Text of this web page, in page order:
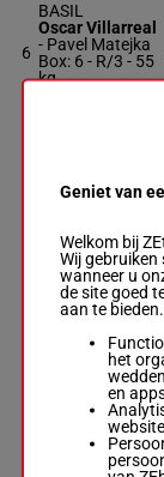
6
BASIL
Oscar Villarreal
- Pavel Matejka
Box: 6 - R/3 - 55
kg
Randy L.
BRENDA'S CITY
Pedroza, Jr.-
Genaro Garcia
R/3 -55
Geniet van
Welkom bij
Wij gebruiken
wanneer u
de site goed
aan te
het
en